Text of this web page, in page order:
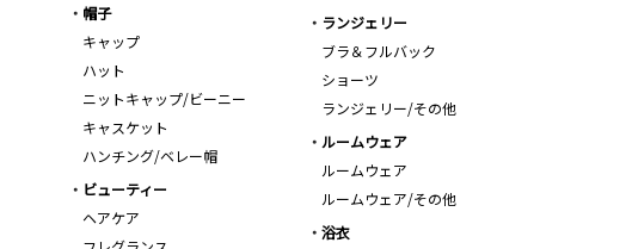
帽子
キャップ
ハット
ニットキャップ/ビーニー
キャスケット
ハンチング/ベレー帽
ランジェリー
ブラ＆フルバック
ショーツ
ランジェリー/その他
ルームウェア
ルームウェア
ルームウェア/その他
ビューティー
ヘアケア
浴衣